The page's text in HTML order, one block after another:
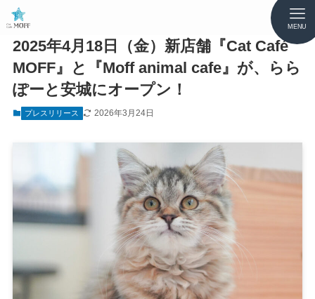
MENU
2025年4月18日（金）新店舗『Cat Café
MOFF』と『Moff animal cafe』が、らら
ぽーと安城にオープン！
プレスリリース 2026年3月24日